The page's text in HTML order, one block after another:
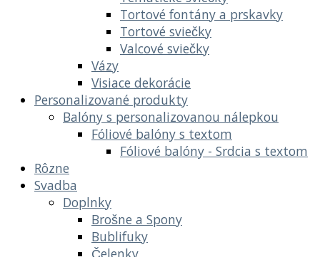
Tortové fontány a prskavky
Tortové sviečky
Valcové sviečky
Vázy
Visiace dekorácie
Personalizované produkty
Balóny s personalizovanou nálepkou
Fóliové balóny s textom
Fóliové balóny - Srdcia s textom
Rôzne
Svadba
Doplnky
Brošne a Spony
Bublifuky
Čelenky